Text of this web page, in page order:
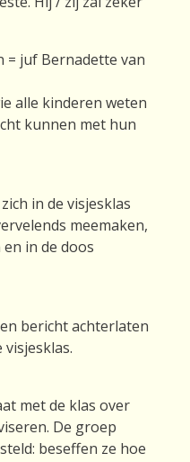
= juf Bernadette van
alle kinderen weten
kunnen met hun
in de visjesklas
meemaken,
in de doos
bericht achterlaten
met de klas over
De groep
beseffen ze hoe